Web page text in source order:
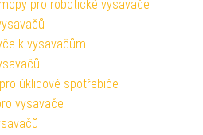
pro robotické vysavače
k vysavačům
úklidové spotřebiče
vysavače